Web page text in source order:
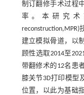
制订翻修手术过程
率。本研究术
建立模拟骨道，以
顾性选取2014至
带翻修术的12名患
膝关节3D打印模型
位置，以此为基础